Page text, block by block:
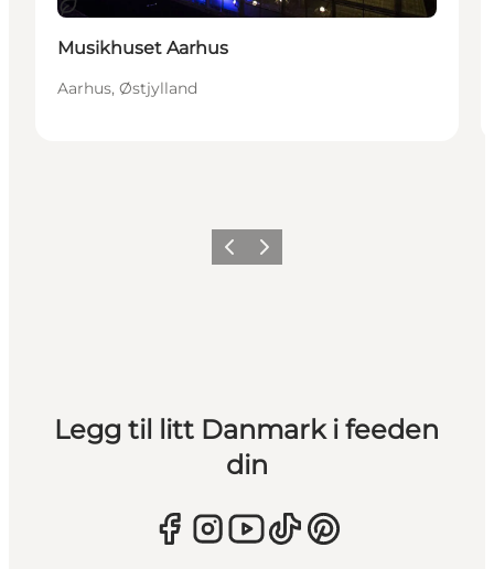
Bærekraftig
Musikhuset Aarhus
Aarhus, Østjylland
ForrigeNeste
Legg til litt Danmark i feeden
din